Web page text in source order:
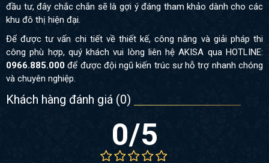
đầu tư, đây chắc chắn sẽ là gợi ý đáng tham khảo dành cho các
khu đô thị hiện đại.
Để được tư vấn chi tiết về thiết kế, công năng và giải pháp thi
công phù hợp, quý khách vui lòng liên hệ AKISA qua HOTLINE:
0966.885.000 để được đội ngũ kiến trúc sư hỗ trợ nhanh chóng
và chuyên nghiệp.
Khách hàng đánh giá (0)
0/5